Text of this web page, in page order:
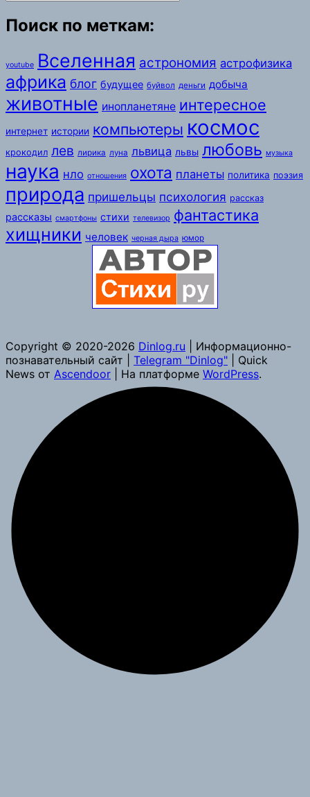
Поиск по меткам:
youtube Вселенная астрономия астрофизика
африка блог будущее буйвол деньги добыча
животные инопланетяне интересное
интернет истории компьютеры космос
крокодил лев лирика луна львица львы любовь музыка
наука нло отношения охота планеты политика поэзия
природа пришельцы психология рассказ
рассказы смартфоны стихи телевизор фантастика
хищники человек черная дыра юмор
Copyright © 2020-2026 Dinlog.ru | Информационно-
познавательный сайт | Telegram "Dinlog" | Quick
News от Ascendoor | На платформе WordPress.